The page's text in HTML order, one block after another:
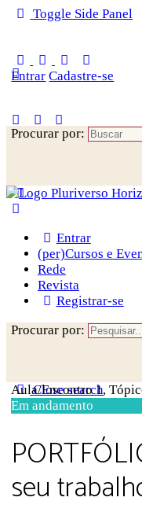
Toggle Side Panel
Entrar Cadastre-se
Procurar por:
Entrar
(per)Cursos e
Rede
Revista
Registrar-se
Procurar por:
Close search
Aula/Encontro 1,
Em andamento
seu